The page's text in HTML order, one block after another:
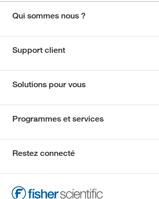
Qui sommes nous ?
Support client
Solutions pour vous
Programmes et services
Restez connecté